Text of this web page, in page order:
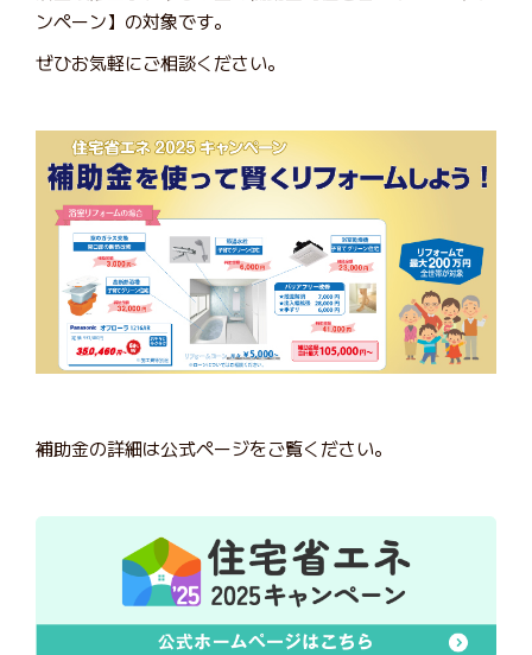
ンペーン】の対象です。
ぜひお気軽にご相談ください。
補助金の詳細は公式ページをご覧ください。